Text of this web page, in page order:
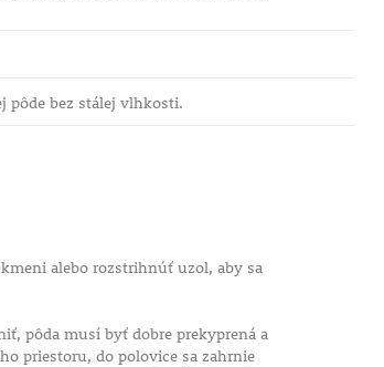
pôde bez stálej vlhkosti.
alebo rozstrihnúť uzol, aby sa
pôda musí byť dobre prekyprená a
priestoru, do polovice sa zahrnie